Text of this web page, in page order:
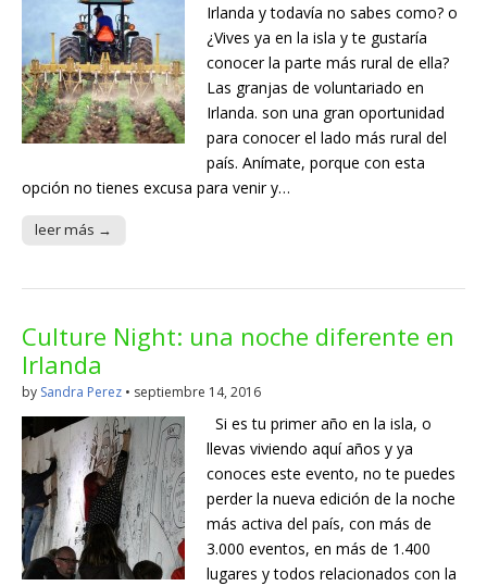
Irlanda y todavía no sabes como? o
¿Vives ya en la isla y te gustaría
conocer la parte más rural de ella?
Las granjas de voluntariado en
Irlanda. son una gran oportunidad
para conocer el lado más rural del
país. Anímate, porque con esta
opción no tienes excusa para venir y…
leer más →
Culture Night: una noche diferente en
Irlanda
by Sandra Perez • septiembre 14, 2016
Si es tu primer año en la isla, o
llevas viviendo aquí años y ya
conoces este evento, no te puedes
perder la nueva edición de la noche
más activa del país, con más de
3.000 eventos, en más de 1.400
lugares y todos relacionados con la